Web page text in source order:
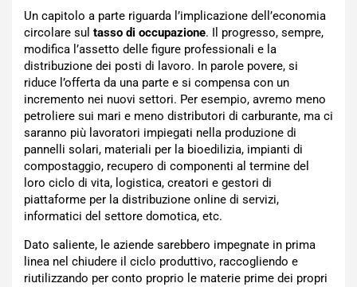
Un capitolo a parte riguarda l’implicazione dell’economia
circolare sul tasso di occupazione. Il progresso, sempre,
modifica l’assetto delle figure professionali e la
distribuzione dei posti di lavoro. In parole povere, si
riduce l’offerta da una parte e si compensa con un
incremento nei nuovi settori. Per esempio, avremo meno
petroliere sui mari e meno distributori di carburante, ma ci
saranno più lavoratori impiegati nella produzione di
pannelli solari, materiali per la bioedilizia, impianti di
compostaggio, recupero di componenti al termine del
loro ciclo di vita, logistica, creatori e gestori di
piattaforme per la distribuzione online di servizi,
informatici del settore domotica, etc.
Dato saliente, le aziende sarebbero impegnate in prima
linea nel chiudere il ciclo produttivo, raccogliendo e
riutilizzando per conto proprio le materie prime dei propri